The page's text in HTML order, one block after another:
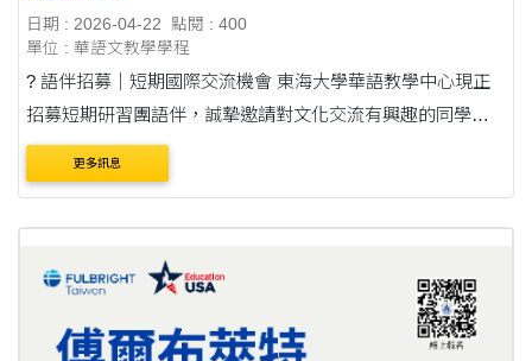
日期 : 2026-04-22
點閱 : 400
單位 : 華語文教學學程
? 語伴招募｜短期國際交流機會 東海大學華語教學中心現正
招募短期研習團語伴，誠摯邀請對文化交流有興趣的同學報
名參加！ 在本次活動中，語伴將陪伴來台的國際學生（如墨
西哥學生），協助他們適應在台生活....
更多訊息